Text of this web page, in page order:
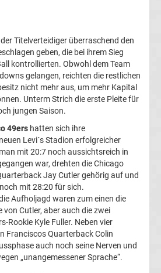
Titelverteidiger überraschend den
geben, die bei ihrem Sieg
kontrollierten. Obwohl dem Team
gelangen, reichten die restlichen
nicht mehr aus, um mehr Kapital
Unterm Strich die erste Pleite für
jungen Saison.
49ers hatten sich ihre
Levi´s Stadion erfolgreicher
mit 20:7 noch aussichtsreich in
war, drehten die Chicago
Jay Cutler gehörig auf und
mit 28:20 für sich.
Aufholjagd waren zum einen die
von Cutler, aber auch die zwei
Rookie Kyle Fuller. Neben vier
Franciscos Quarterback Colin
auch noch seine Nerven und
„unangemessener Sprache“.